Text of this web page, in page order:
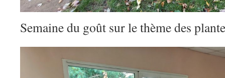
Semaine du goût sur le thème des